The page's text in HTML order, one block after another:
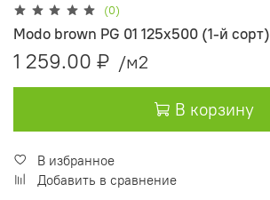
(0)
Modo brown PG 01 125х500 (1-й сорт)
1 259.00 ₽ /м2
В корзину
В избранное
Добавить в сравнение